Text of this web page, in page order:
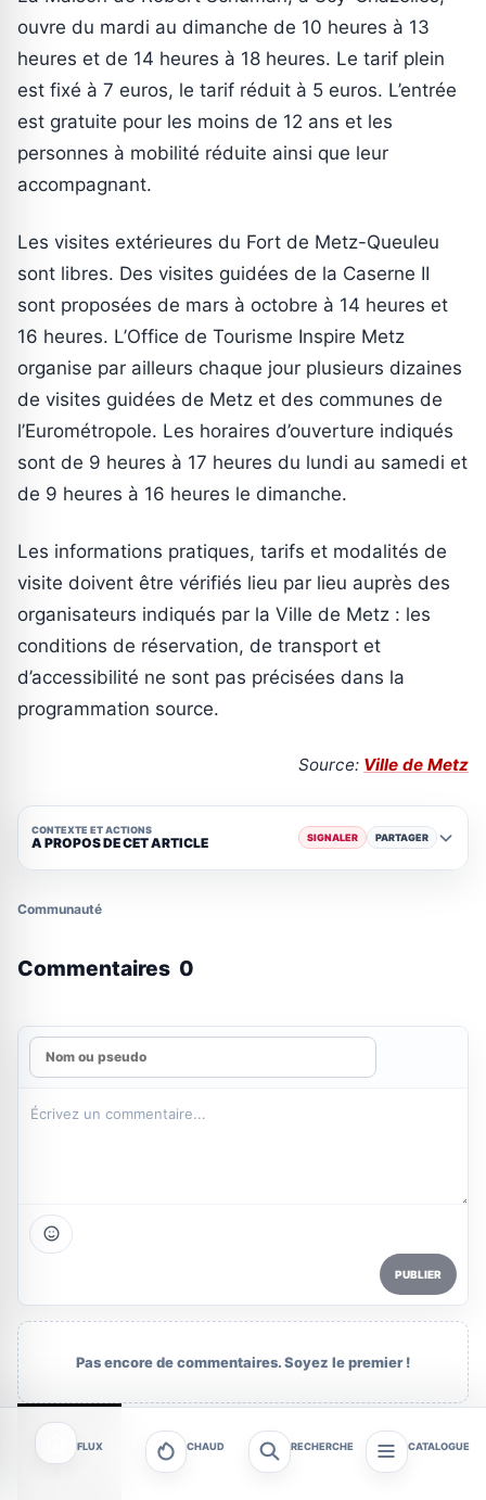
ouvre du mardi au dimanche de 10 heures à 13
heures et de 14 heures à 18 heures. Le tarif plein
est fixé à 7 euros, le tarif réduit à 5 euros. L’entrée
est gratuite pour les moins de 12 ans et les
personnes à mobilité réduite ainsi que leur
accompagnant.
Les visites extérieures du Fort de Metz-Queuleu
sont libres. Des visites guidées de la Caserne II
sont proposées de mars à octobre à 14 heures et
16 heures. L’Office de Tourisme Inspire Metz
organise par ailleurs chaque jour plusieurs dizaines
de visites guidées de Metz et des communes de
l’Eurométropole. Les horaires d’ouverture indiqués
sont de 9 heures à 17 heures du lundi au samedi et
de 9 heures à 16 heures le dimanche.
Les informations pratiques, tarifs et modalités de
visite doivent être vérifiés lieu par lieu auprès des
organisateurs indiqués par la Ville de Metz : les
conditions de réservation, de transport et
d’accessibilité ne sont pas précisées dans la
programmation source.
Source: Ville de Metz
CONTEXTE ET ACTIONS
A PROPOS DE CET ARTICLE SIGNALER PARTAGER
Communauté
Commentaires 0
PUBLIER
Pas encore de commentaires. Soyez le premier !
FLUX CHAUD RECHERCHE CATALOGUE